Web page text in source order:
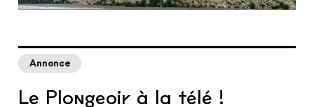
Annonce
Le Plongeoir à la télé !